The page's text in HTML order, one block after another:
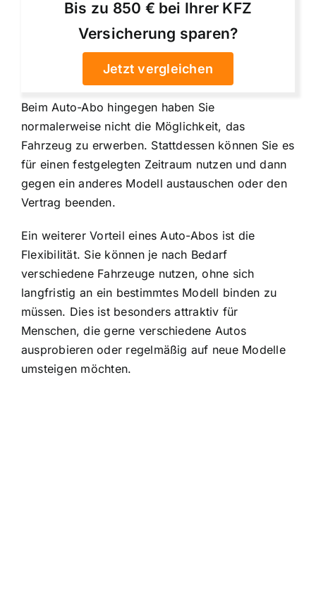
Bis zu 850 € bei Ihrer KFZ
Versicherung sparen?
Jetzt vergleichen
Beim Auto-Abo hingegen haben Sie
normalerweise nicht die Möglichkeit, das
Fahrzeug zu erwerben. Stattdessen können Sie es
für einen festgelegten Zeitraum nutzen und dann
gegen ein anderes Modell austauschen oder den
Vertrag beenden.
Ein weiterer Vorteil eines Auto-Abos ist die
Flexibilität. Sie können je nach Bedarf
verschiedene Fahrzeuge nutzen, ohne sich
langfristig an ein bestimmtes Modell binden zu
müssen. Dies ist besonders attraktiv für
Menschen, die gerne verschiedene Autos
ausprobieren oder regelmäßig auf neue Modelle
umsteigen möchten.